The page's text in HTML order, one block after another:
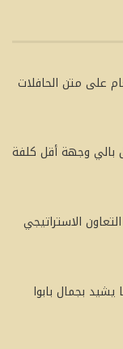
على متن الحافلات
بالي وجهة أقل كلفة
الاستراتيجي
يشيد بجمال بابوا